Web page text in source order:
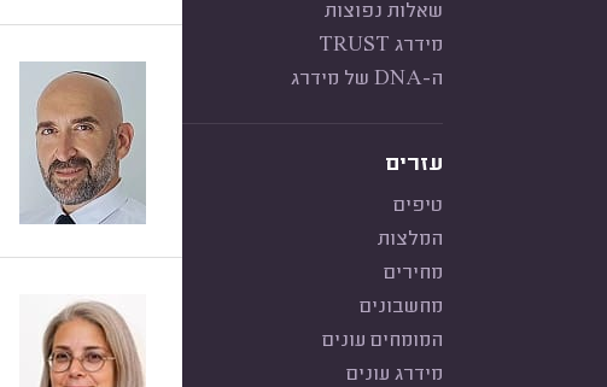
שאלות נפוצות
מידרג TRUST
ה-DNA של מידרג
עזרים
טיפים
המלצות
מחירים
מחשבונים
המומחים עונים
מידרג עונים